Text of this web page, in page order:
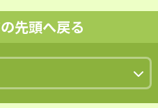
フォームイベントをご利用くだ
さい。
リフォーム・お家の
ク内部の調整も効果的です。 ■
年末は問い合わせが集中します
無料相談受付中！お家のお困り
ごと、お気軽にご相談くださ
せは▷こちら◁ ＼福知山・北近
相談ください／ リフォーム専門
店【タテイシリフォーム】で
先頭へ戻る